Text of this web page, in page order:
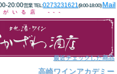
20:00営業 TEL:0273231621(9:00-18:00)Mail
いる店 ---
最近チェックした商品
高崎ワインアカデミー